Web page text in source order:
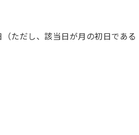
ただし、該当日が月の初日である